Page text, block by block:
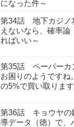
になった件～
第34話 地下カジ
えないなら、確率論
ればいい～
第35話 ペーパーカ
お困りのようですね
の5%で買い取りま
第36話 キョウヤ
導データ（徳）で、